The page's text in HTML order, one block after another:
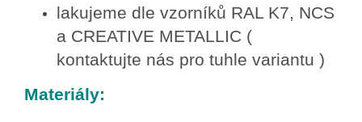
lakujeme dle vzorníků RAL K7, NCS
a CREATIVE METALLIC (
kontaktujte nás pro tuhle variantu )
Materiály: